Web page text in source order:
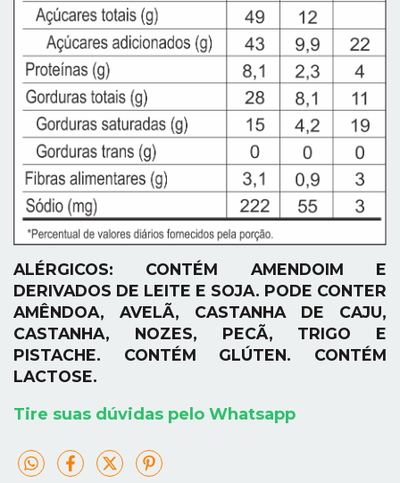
ALÉRGICOS: CONTÉM AMENDOIM E
DERIVADOS DE LEITE E SOJA. PODE CONTER
AMÊNDOA, AVELÃ, CASTANHA DE CAJU,
CASTANHA, NOZES, PECÃ, TRIGO E
PISTACHE. CONTÉM GLÚTEN. CONTÉM
LACTOSE.
Tire suas dúvidas pelo Whatsapp